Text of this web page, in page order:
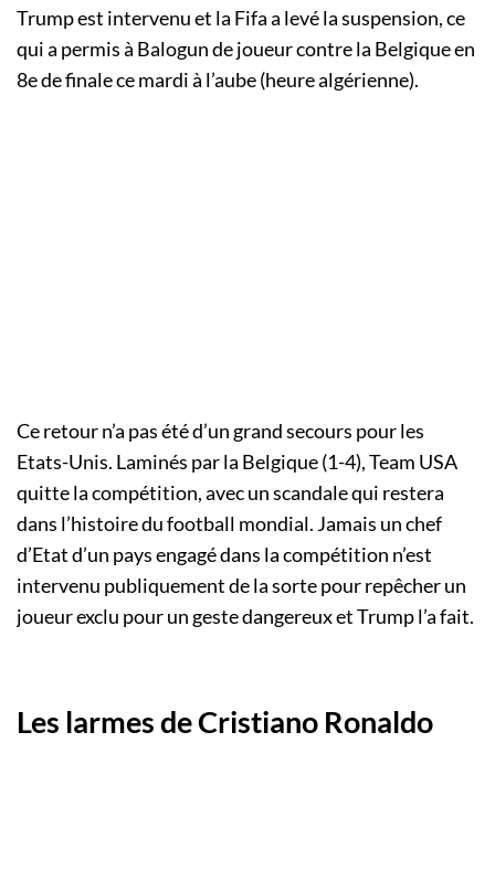
Trump est intervenu et la Fifa a levé la suspension, ce
qui a permis à Balogun de joueur contre la Belgique en
8e de finale ce mardi à l’aube (heure algérienne).
Ce retour n’a pas été d’un grand secours pour les
Etats-Unis. Laminés par la Belgique (1-4), Team USA
quitte la compétition, avec un scandale qui restera
dans l’histoire du football mondial. Jamais un chef
d’Etat d’un pays engagé dans la compétition n’est
intervenu publiquement de la sorte pour repêcher un
joueur exclu pour un geste dangereux et Trump l’a fait.
Les larmes de Cristiano Ronaldo